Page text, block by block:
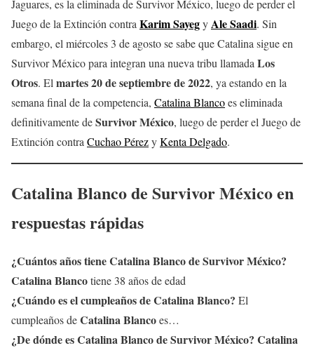
Jaguares, es la eliminada de Survivor México, luego de perder el
Juego de la Extinción contra Karim SayegyAle Saadi. Sin
embargo, el miércoles 3 de agosto se sabe que Catalina sigue en
Survivor México para integran una nueva tribu llamada Los
Otros. El martes 20de septiembre de 2022, ya estando en la
semana final de la competencia, Catalina Blancoes eliminada
definitivamente deSurvivor México, luego de perder el Juego de
Extinción contra Cuchao PérezyKenta Delgado.
Catalina Blancode Survivor México en
respuestas rápidas
¿Cuántos años tiene Catalina Blancode Survivor México?
Catalina Blancotiene 38 años de edad
¿Cuándo es el cumpleaños deCatalina Blanco? El
cumpleaños deCatalina Blancoes…
¿De dónde esCatalina Blancode Survivor México? Catalina